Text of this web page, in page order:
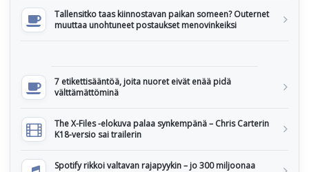
Tallensitko taas kiinnostavan paikan someen? Outernet
muuttaa unohtuneet postaukset menovinkeiksi
7 etikettisääntöä, joita nuoret eivät enää pidä
välttämättöminä
The X-Files -elokuva palaa synkempänä – Chris Carterin
K18-versio sai trailerin
Spotify rikkoi valtavan rajapyykin – jo 300 miljoonaa